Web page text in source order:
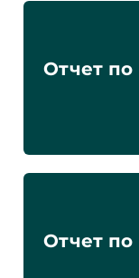
Отчет по
Отчет по